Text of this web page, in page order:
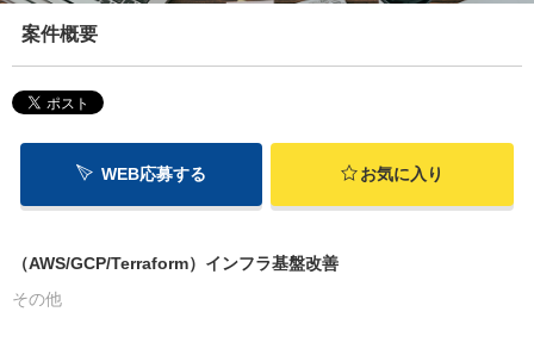
案件概要
WEB応募する お気に入り
（AWS/GCP/Terraform）インフラ基盤改善
その他